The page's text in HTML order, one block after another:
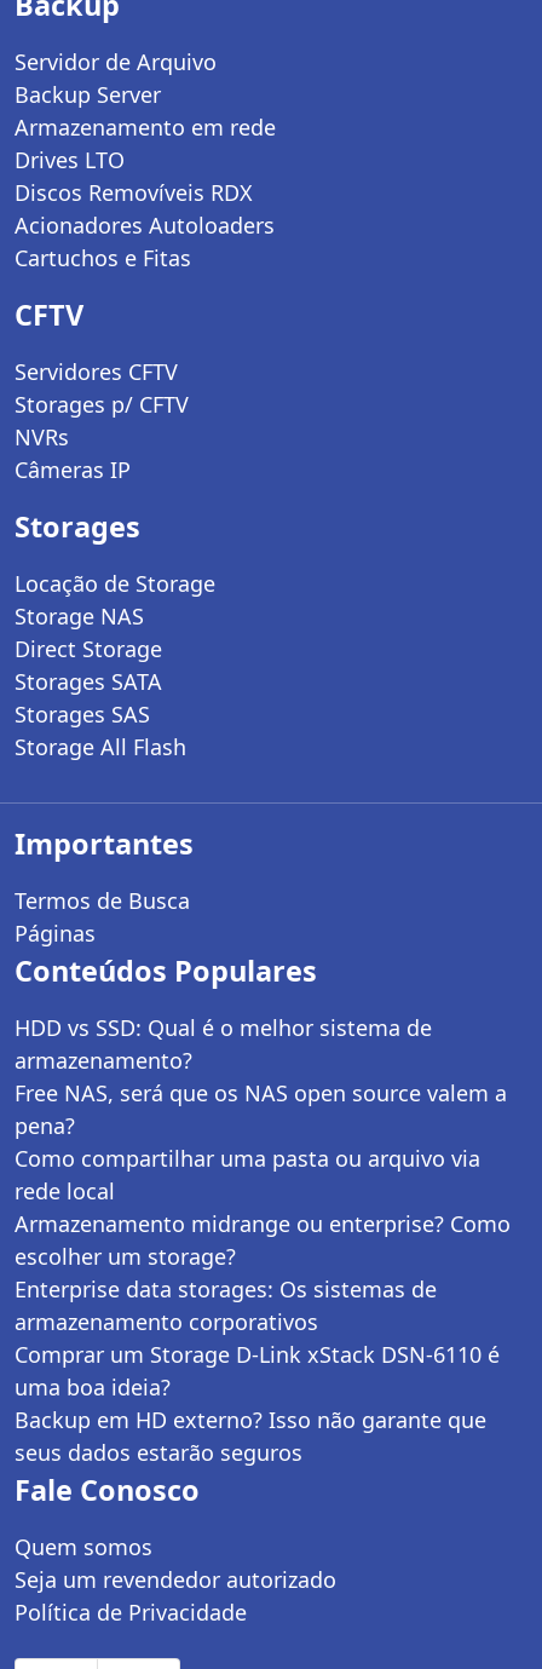
Servidor de Arquivo
Backup Server
Armazenamento em rede
Drives LTO
Discos Removíveis RDX
Acionadores Autoloaders
Cartuchos e Fitas
CFTV
Servidores CFTV
Storages p/ CFTV
NVRs
Câmeras IP
Storages
Locação de Storage
Storage NAS
Direct Storage
Storages SATA
Storages SAS
Storage All Flash
Importantes
Termos de Busca
Páginas
Conteúdos Populares
HDD vs SSD: Qual é o melhor sistema de
armazenamento?
Free NAS, será que os NAS open source valem a
pena?
Como compartilhar uma pasta ou arquivo via
rede local
Armazenamento midrange ou enterprise? Como
escolher um storage?
Enterprise data storages: Os sistemas de
armazenamento corporativos
Comprar um Storage D-Link xStack DSN-6110 é
uma boa ideia?
Backup em HD externo? Isso não garante que
seus dados estarão seguros
Fale Conosco
Quem somos
Seja um revendedor autorizado
Política de Privacidade